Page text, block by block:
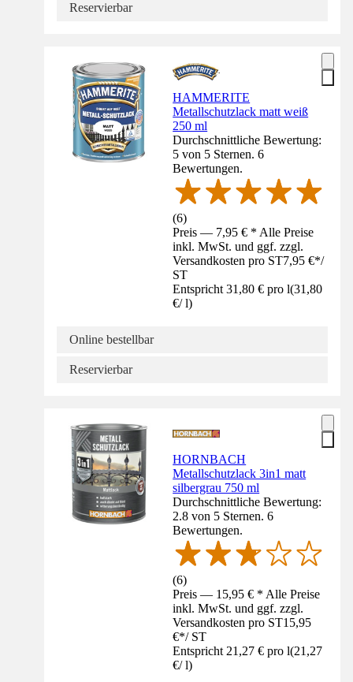
Reservierbar
HAMMERITE
Metallschutzlack matt weiß
250 ml
Durchschnittliche Bewertung:
5 von 5 Sternen. 6
Bewertungen.
(6)
Preis — 7,95 € * Alle Preise
inkl. MwSt. und ggf. zzgl.
Versandkosten pro ST7,95 €*/
ST
Entspricht 31,80 € pro l(31,80
€/ l)
Online bestellbar
Reservierbar
HORNBACH
Metallschutzlack 3in1 matt
silbergrau 750 ml
Durchschnittliche Bewertung:
2.8 von 5 Sternen. 6
Bewertungen.
(6)
Preis — 15,95 € * Alle Preise
inkl. MwSt. und ggf. zzgl.
Versandkosten pro ST15,95
€*/ ST
Entspricht 21,27 € pro l(21,27
€/ l)